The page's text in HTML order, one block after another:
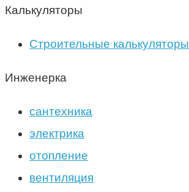
Калькуляторы
Строительные калькуляторы
Инженерка
сантехника
электрика
отопление
вентиляция